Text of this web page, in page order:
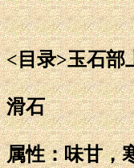
<目录>玉石部
滑石
属性：味甘，